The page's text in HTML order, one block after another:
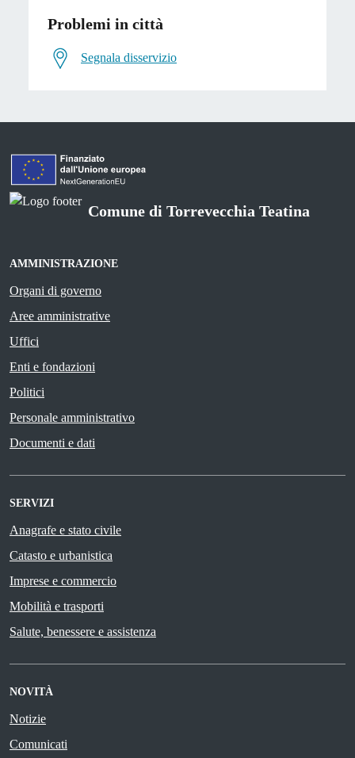
Problemi in città
Segnala disservizio
Comune di Torrevecchia Teatina
AMMINISTRAZIONE
Organi di governo
Aree amministrative
Uffici
Enti e fondazioni
Politici
Personale amministrativo
Documenti e dati
SERVIZI
Anagrafe e stato civile
Catasto e urbanistica
Imprese e commercio
Mobilità e trasporti
Salute, benessere e assistenza
NOVITÀ
Notizie
Comunicati